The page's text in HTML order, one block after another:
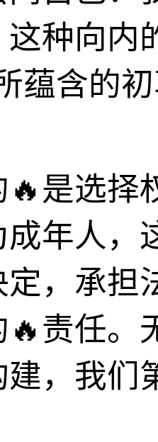
这种向内
蕴含的
🔥是选择
年人，
，承担
责任。
，我们